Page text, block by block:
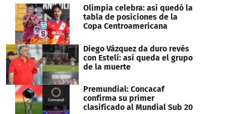
10
seconds
Olimpia celebra: así quedó la
tabla de posiciones de la
Copa Centroamericana
Diego Vázquez da duro revés
con Estelí: así queda el grupo
de la muerte
Premundial: Concacaf
confirma su primer
clasificado al Mundial Sub 20